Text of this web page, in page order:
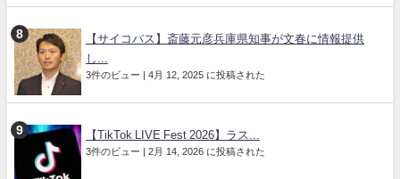
【サイコパス】斎藤元彦兵庫県知事が文春に情報提供
し...
3件のビュー | 4月 12, 2025 に投稿された
【TikTok LIVE Fest 2026】ラス...
3件のビュー | 2月 14, 2026 に投稿された